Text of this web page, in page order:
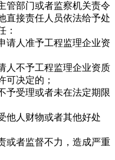
管部门或者监察机关责令
直接责任人员依法给予处
：
人准予工程监理企业资
不予工程监理企业资质
可决定的；
受理或者未在法定期限
人财物或者其他好处
者监督不力，造成严重